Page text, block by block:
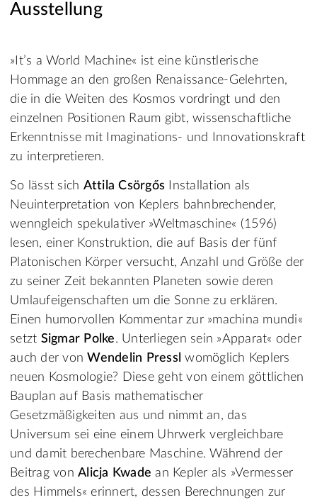
Ausstellung
»It’s a World Machine« ist eine künstlerische
Hommage an den großen Renaissance-Gelehrten,
die in die Weiten des Kosmos vordringt und den
einzelnen Positionen Raum gibt, wissenschaftliche
Erkenntnisse mit Imaginations- und Innovationskraft
zu interpretieren.
So lässt sich Attila Csörgős Installation als
Neuinterpretation von Keplers bahnbrechender,
wenngleich spekulativer »Weltmaschine« (1596)
lesen, einer Konstruktion, die auf Basis der fünf
Platonischen Körper versucht, Anzahl und Größe der
zu seiner Zeit bekannten Planeten sowie deren
Umlaufeigenschaften um die Sonne zu erklären.
Einen humorvollen Kommentar zur »machina mundi«
setzt Sigmar Polke. Unterliegen sein »Apparat« oder
auch der vonWendelin Pressl womöglich Keplers
neuen Kosmologie? Diese geht von einem göttlichen
Bauplan auf Basis mathematischer
Gesetzmäßigkeiten aus und nimmt an, das
Universum sei eine einem Uhrwerk vergleichbare
und damit berechenbare Maschine. Während der
Beitrag von Alicja Kwade an Kepler als »Vermesser
des Himmels« erinnert, dessen Berechnungen zur